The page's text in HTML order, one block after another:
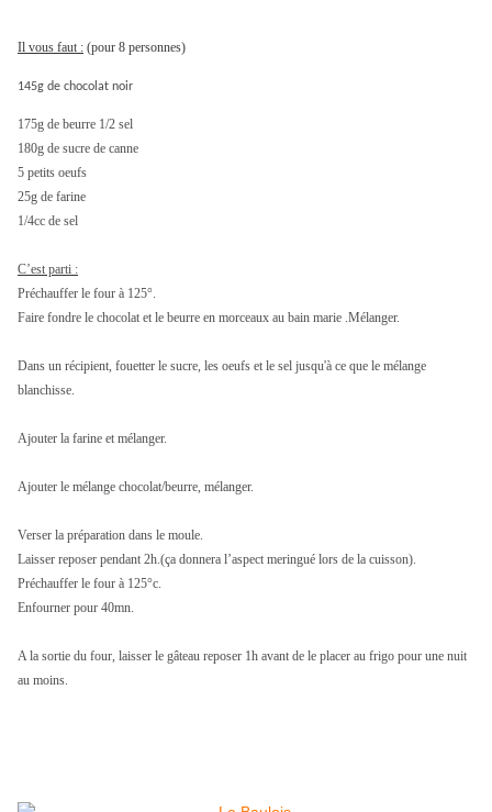
Il vous faut : (pour 8 personnes)
145g de chocolat noir
175g de beurre 1/2 sel
180g de sucre de canne
5 petits oeufs
25g de farine
1/4cc de sel
C’est parti :
Préchauffer le four à 125°.
Faire fondre le chocolat et le beurre en morceaux au bain marie .Mélanger.
Dans un récipient, fouetter le sucre, les oeufs et le sel jusqu'à ce que le mélange
blanchisse.
Ajouter la farine et mélanger.
Ajouter le mélange chocolat/beurre, mélanger.
Verser la préparation dans le moule.
Laisser reposer pendant 2h.(ça donnera l’aspect meringué lors de la cuisson).
Préchauffer le four à 125°c.
Enfourner pour 40mn.
A la sortie du four, laisser le gâteau reposer 1h avant de le placer au frigo pour une nuit
au moins.